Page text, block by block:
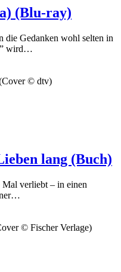
(Blu-ray)
die Gedanken wohl selten in
wird…
lang (Buch)
Mal verliebt – in einen